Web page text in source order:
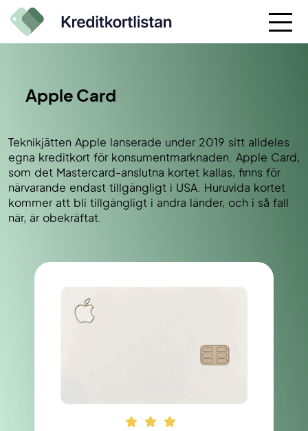
Apple Card
Teknikjätten Apple lanserade under 2019 sitt alldeles
egna kreditkort för konsumentmarknaden. Apple Card,
som det Mastercard-anslutna kortet kallas, finns för
närvarande endast tillgängligt i USA. Huruvida kortet
kommer att bli tillgängligt i andra länder, och i så fall
när, är obekräftat.